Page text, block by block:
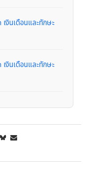
นเดือนและทักษะ
นเดือนและทักษะ